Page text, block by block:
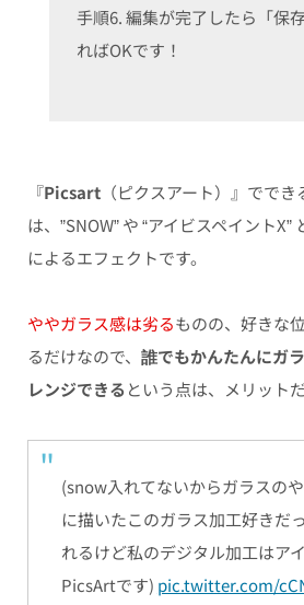
手順6. 編集が完了したら「保
ればOKです！
『Picsart（ピクスアート）』ででき
は、”SNOW” や “アイビスペイントX”
によるエフェクトです。
ややガラス感は劣るものの、好きな
るだけなので、 誰でもかんたんにガ
レンジできる という点は、メリット
(snow入れてないからガラスの
に描いたこのガラス加工好きだ
れるけど私のデジタル加工はア
PicsArtです) pic.twitter.com/